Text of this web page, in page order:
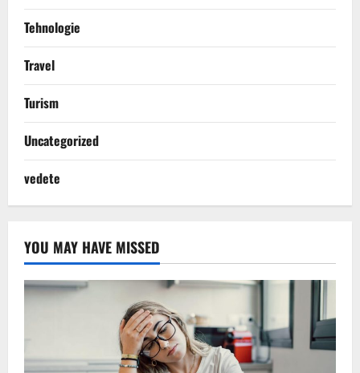
Tehnologie
Travel
Turism
Uncategorized
vedete
YOU MAY HAVE MISSED